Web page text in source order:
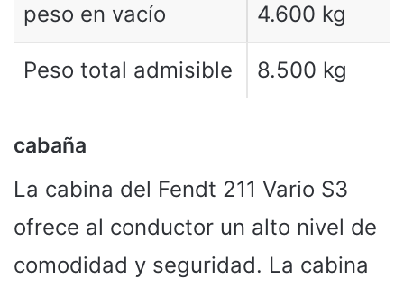
peso en vacío 4.600 kg
Peso total admisible 8.500 kg
cabaña
La cabina del Fendt 211 Vario S3
ofrece al conductor un alto nivel de
comodidad y seguridad. La cabina